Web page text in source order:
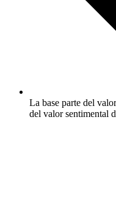
La base parte del
del valor sentimental